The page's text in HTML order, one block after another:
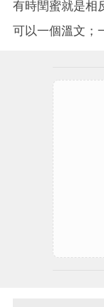
有時閏蜜就是相
可以一個溫文；